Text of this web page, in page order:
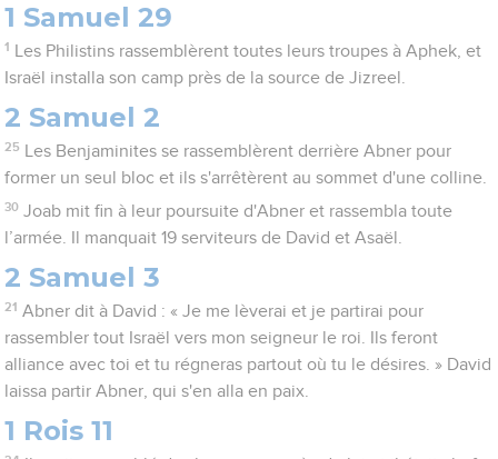
1 Samuel 29
1
Les Philistins rassemblèrent toutes leurs troupes à Aphek, et
Israël installa son camp près de la source de Jizreel.
2 Samuel 2
25
Les Benjaminites se rassemblèrent derrière Abner pour
former un seul bloc et ils s'arrêtèrent au sommet d'une colline.
30 Joab mit fin à leur poursuite d'Abner et rassembla toute
l’armée. Il manquait 19 serviteurs de David et Asaël.
2 Samuel 3
21 Abner dit à David : « Je me lèverai et je partirai pour
rassembler tout Israël vers mon seigneur le roi. Ils feront
alliance avec toi et tu régneras partout où tu le désires. » David
laissa partir Abner, qui s'en alla en paix.
1 Rois 11